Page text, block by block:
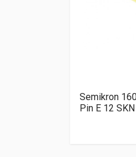
Semikron
Pin E 12